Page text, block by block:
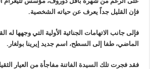
فإن القليل جداً يعرف عن حياته الشخصية.
فإلى جانب الاتهامات الجنائية الأولية التي وجهها له
الماضي، طفا إلى السطح، اسم جديد إيرينا بولغار.
فقد فجرت تلك السيدة الفاتنة مفاجأة من العيار